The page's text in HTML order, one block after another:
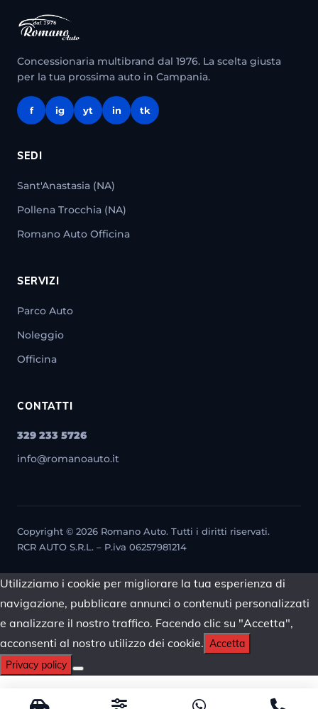
Concessionaria multibrand dal 1976. La scelta giusta
per la tua prossima auto in Campania.
f ig yt in tk
SEDI
Sant'Anastasia (NA)
Pollena Trocchia (NA)
Romano Auto Officina
SERVIZI
Parco Auto
Noleggio
Officina
CONTATTI
329 233 5726
info@romanoauto.it
Copyright © 2026 Romano Auto. Tutti i diritti riservati.
RCR AUTO S.R.L. – P.iva 06257981214
Utilizziamo i cookie per migliorare la tua esperienza di
navigazione, pubblicare annunci o contenuti personalizzati
e analizzare il nostro traffico. Facendo clic su "Accetta",
acconsenti al nostro utilizzo dei cookie. Accetta
Privacy policy